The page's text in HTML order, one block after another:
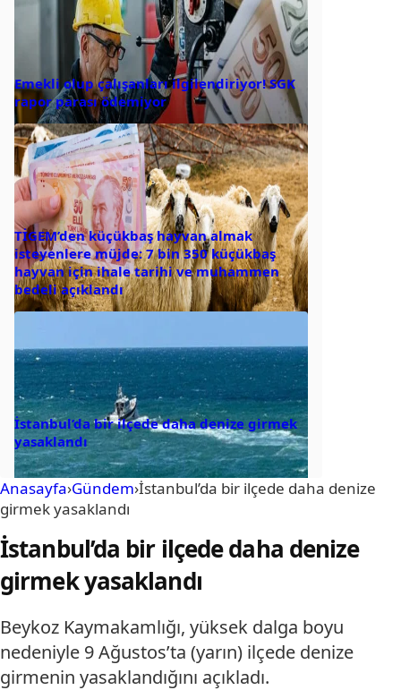
Emekli olup çalışanları ilgilendiriyor! SGK
rapor parası ödemiyor
TİGEM’den küçükbaş hayvan almak
isteyenlere müjde: 7 bin 350 küçükbaş
hayvan için ihale tarihi ve muhammen
bedeli açıklandı
İstanbul’da bir ilçede daha denize girmek
yasaklandı
Anasayfa›Gündem›İstanbul’da bir ilçede daha denize
girmek yasaklandı
İstanbul’da bir ilçede daha denize
girmek yasaklandı
Beykoz Kaymakamlığı, yüksek dalga boyu
nedeniyle 9 Ağustos’ta (yarın) ilçede denize
girmenin yasaklandığını açıkladı.